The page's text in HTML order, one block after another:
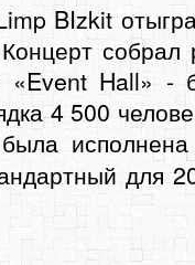
BIzkit
собрал
«Event Hall» -
4 500
для